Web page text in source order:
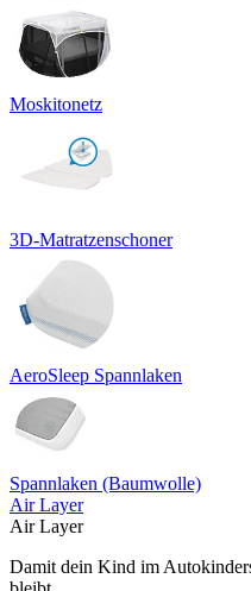
Moskitonetz
3D-Matratzenschoner
AeroSleep Spannlaken
Spannlaken (Baumwolle)
Air Layer
Air Layer
Damit dein Kind im